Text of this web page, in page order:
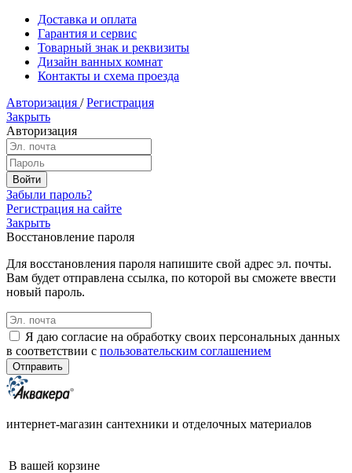
Доставка и оплата
Гарантия и сервис
Товарный знак и реквизиты
Дизайн ванных комнат
Контакты и схема проезда
Авторизация / Регистрация
Закрыть
Авторизация
Забыли пароль?
Регистрация на сайте
Закрыть
Восстановление пароля
Для восстановления пароля напишите свой адрес эл. почты.
Вам будет отправлена ссылка, по которой вы сможете ввести
новый пароль.
Я даю согласие на обработку своих персональных данных
в соответствии с пользовательским соглашением
интернет-магазин сантехники и отделочных материалов
В вашей корзине